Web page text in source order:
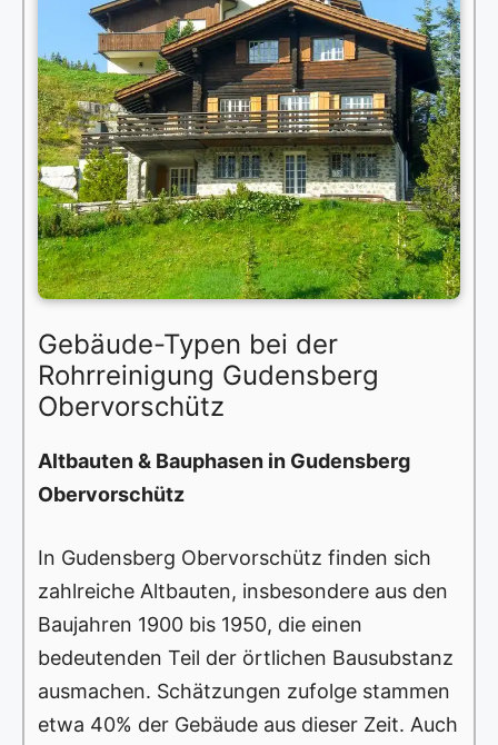
Gebäude-Typen bei der
Rohrreinigung Gudensberg
Obervorschütz
Altbauten & Bauphasen in Gudensberg
Obervorschütz
In Gudensberg Obervorschütz finden sich
zahlreiche Altbauten, insbesondere aus den
Baujahren 1900 bis 1950, die einen
bedeutenden Teil der örtlichen Bausubstanz
ausmachen. Schätzungen zufolge stammen
etwa 40% der Gebäude aus dieser Zeit. Auch